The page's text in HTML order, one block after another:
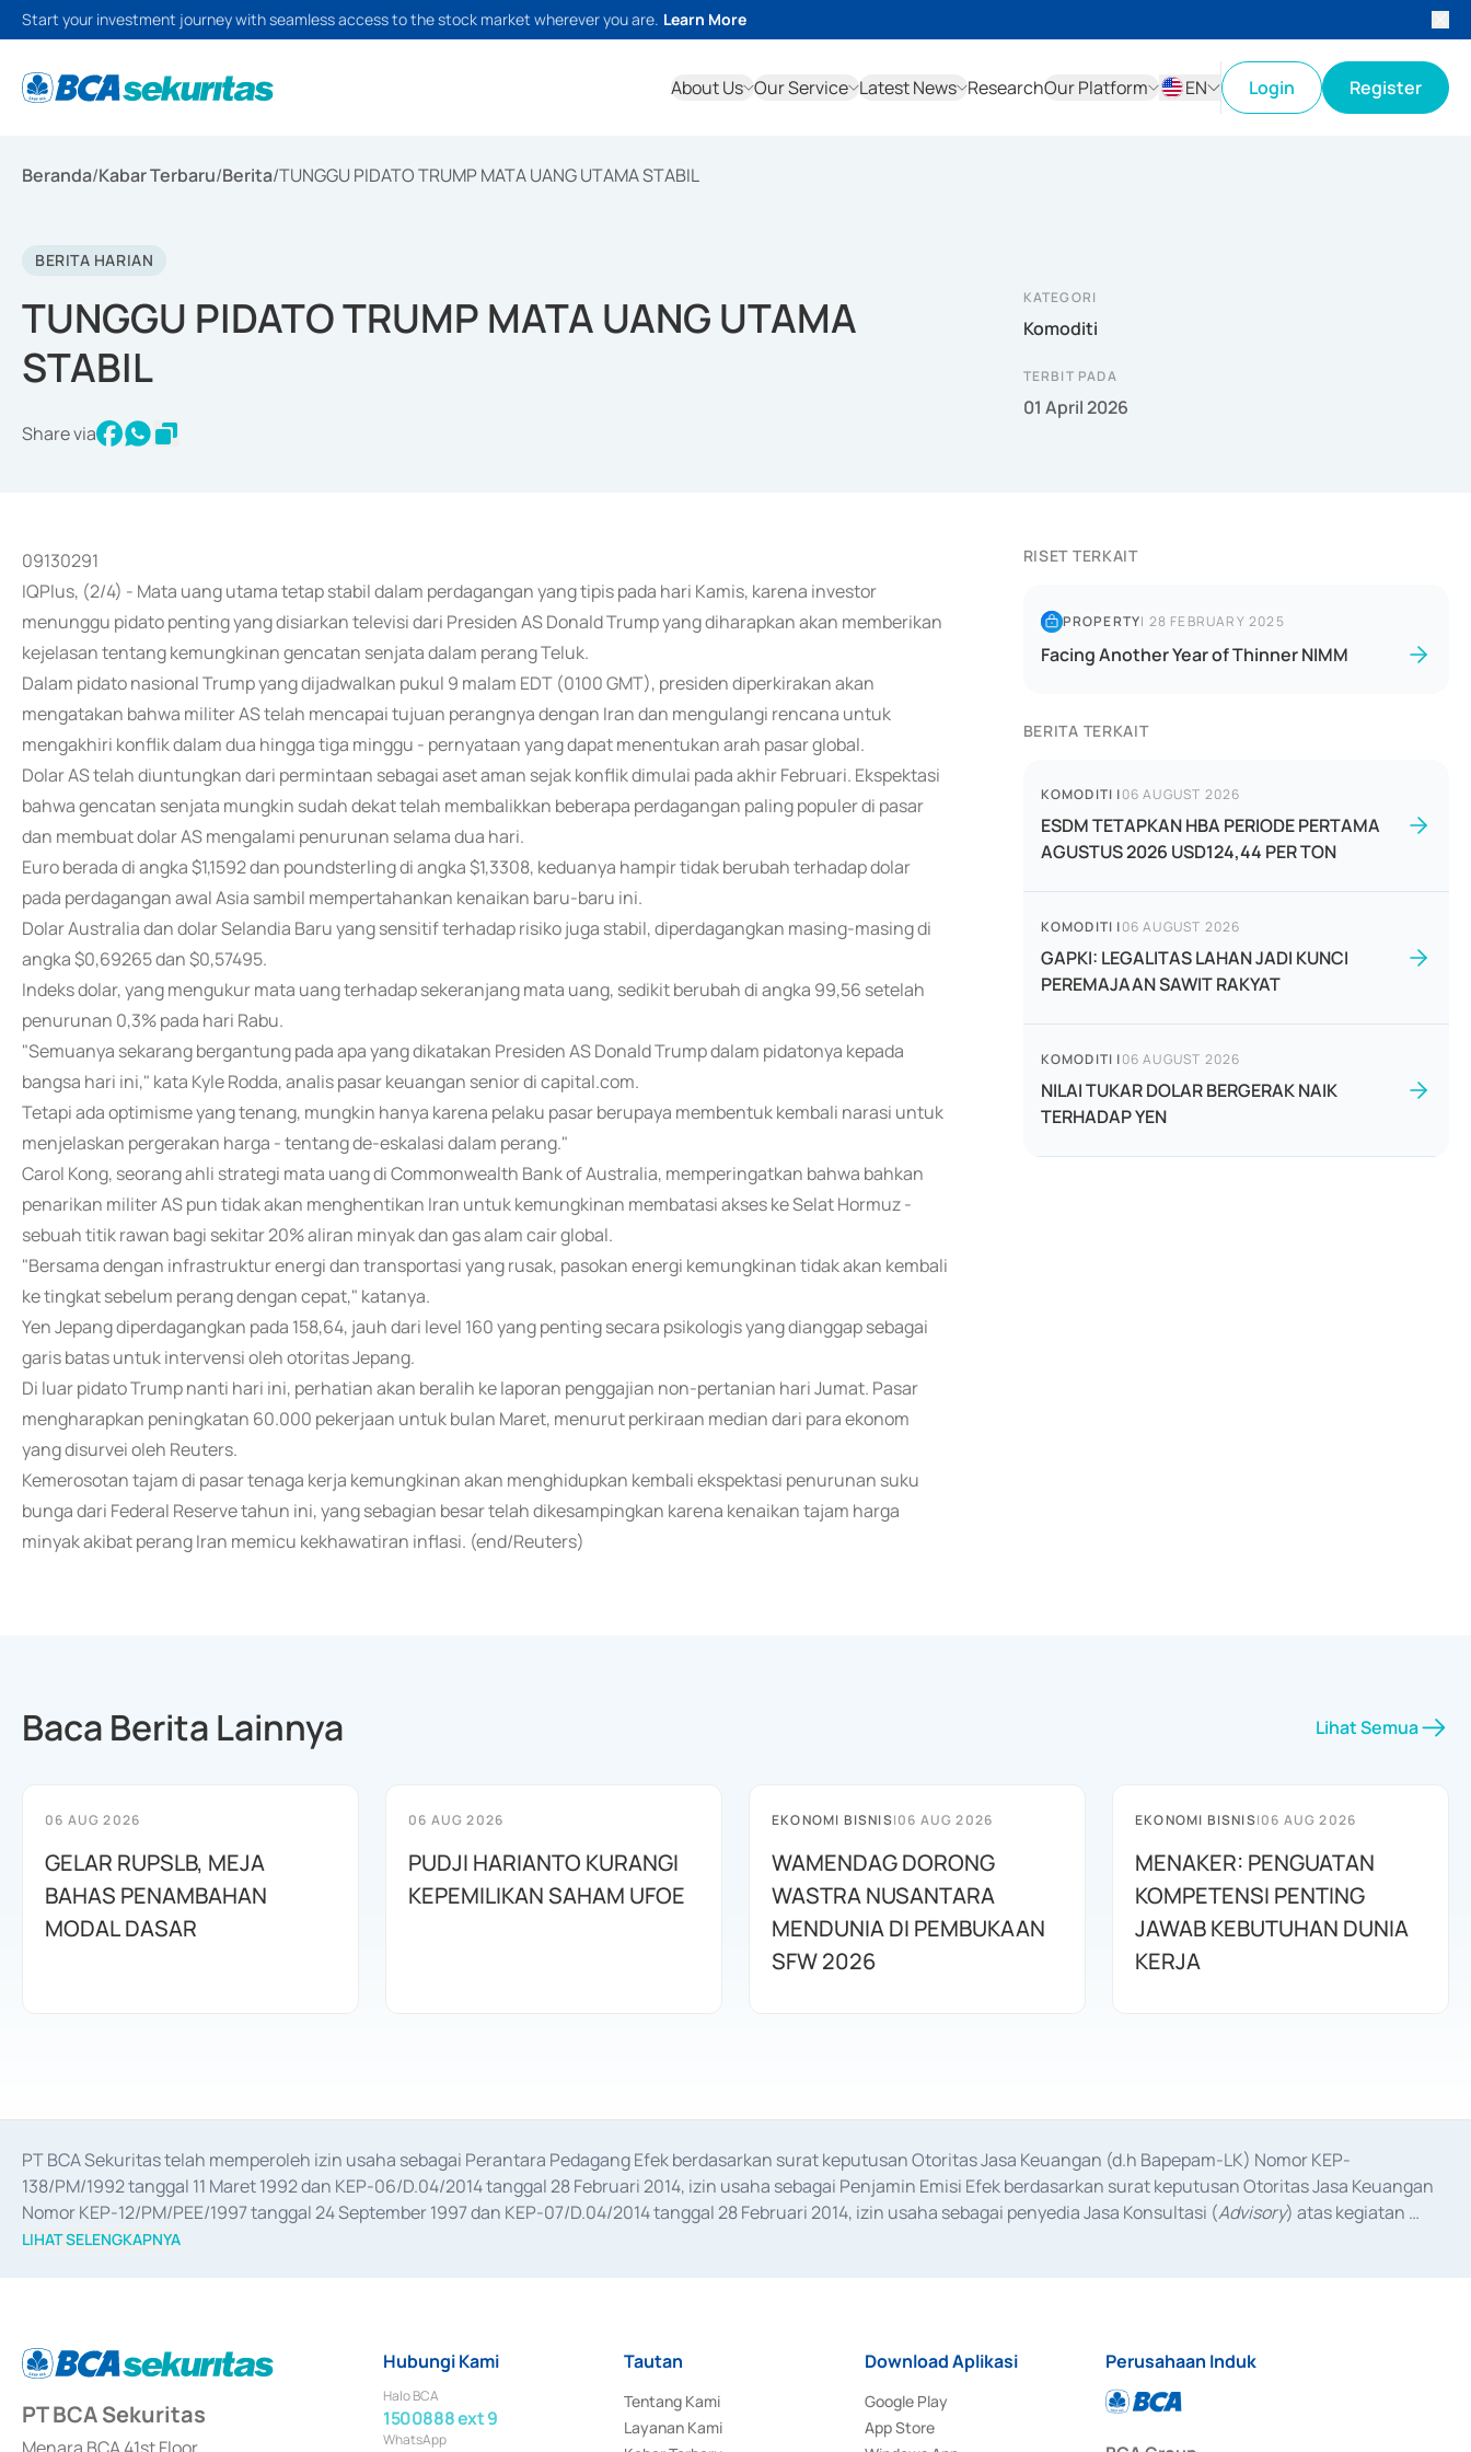
Start your investment journey with seamless access to the stock market wherever you are. Learn More
About Us Our Service Latest News ResearchOur Platform
EN
Login Register
Beranda/Kabar Terbaru/Berita/TUNGGU PIDATO TRUMP MATA UANG UTAMA STABIL
BERITA HARIAN
TUNGGU PIDATO TRUMP MATA UANG UTAMA
STABIL
Share via
KATEGORI
Komoditi
TERBIT PADA
01 April 2026
09130291
IQPlus, (2/4) - Mata uang utama tetap stabil dalam perdagangan yang tipis pada hari Kamis, karena investor
menunggu pidato penting yang disiarkan televisi dari Presiden AS Donald Trump yang diharapkan akan memberikan
kejelasan tentang kemungkinan gencatan senjata dalam perang Teluk.
Dalam pidato nasional Trump yang dijadwalkan pukul 9 malam EDT (0100 GMT), presiden diperkirakan akan
mengatakan bahwa militer AS telah mencapai tujuan perangnya dengan Iran dan mengulangi rencana untuk
mengakhiri konflik dalam dua hingga tiga minggu - pernyataan yang dapat menentukan arah pasar global.
Dolar AS telah diuntungkan dari permintaan sebagai aset aman sejak konflik dimulai pada akhir Februari. Ekspektasi
bahwa gencatan senjata mungkin sudah dekat telah membalikkan beberapa perdagangan paling populer di pasar
dan membuat dolar AS mengalami penurunan selama dua hari.
Euro berada di angka $1,1592 dan poundsterling di angka $1,3308, keduanya hampir tidak berubah terhadap dolar
pada perdagangan awal Asia sambil mempertahankan kenaikan baru-baru ini.
Dolar Australia dan dolar Selandia Baru yang sensitif terhadap risiko juga stabil, diperdagangkan masing-masing di
angka $0,69265 dan $0,57495.
Indeks dolar, yang mengukur mata uang terhadap sekeranjang mata uang, sedikit berubah di angka 99,56 setelah
penurunan 0,3% pada hari Rabu.
"Semuanya sekarang bergantung pada apa yang dikatakan Presiden AS Donald Trump dalam pidatonya kepada
bangsa hari ini," kata Kyle Rodda, analis pasar keuangan senior di capital.com.
Tetapi ada optimisme yang tenang, mungkin hanya karena pelaku pasar berupaya membentuk kembali narasi untuk
menjelaskan pergerakan harga - tentang de-eskalasi dalam perang."
Carol Kong, seorang ahli strategi mata uang di Commonwealth Bank of Australia, memperingatkan bahwa bahkan
penarikan militer AS pun tidak akan menghentikan Iran untuk kemungkinan membatasi akses ke Selat Hormuz -
sebuah titik rawan bagi sekitar 20% aliran minyak dan gas alam cair global.
"Bersama dengan infrastruktur energi dan transportasi yang rusak, pasokan energi kemungkinan tidak akan kembali
ke tingkat sebelum perang dengan cepat," katanya.
Yen Jepang diperdagangkan pada 158,64, jauh dari level 160 yang penting secara psikologis yang dianggap sebagai
garis batas untuk intervensi oleh otoritas Jepang.
Di luar pidato Trump nanti hari ini, perhatian akan beralih ke laporan penggajian non-pertanian hari Jumat. Pasar
mengharapkan peningkatan 60.000 pekerjaan untuk bulan Maret, menurut perkiraan median dari para ekonom
yang disurvei oleh Reuters.
Kemerosotan tajam di pasar tenaga kerja kemungkinan akan menghidupkan kembali ekspektasi penurunan suku
bunga dari Federal Reserve tahun ini, yang sebagian besar telah dikesampingkan karena kenaikan tajam harga
minyak akibat perang Iran memicu kekhawatiran inflasi. (end/Reuters)
RISET TERKAIT
PROPERTY| 28 FEBRUARY 2025
Facing Another Year of Thinner NIMM
BERITA TERKAIT
KOMODITI |06 AUGUST 2026
ESDM TETAPKAN HBA PERIODE PERTAMA
AGUSTUS 2026 USD124,44 PER TON
KOMODITI |06 AUGUST 2026
GAPKI: LEGALITAS LAHAN JADI KUNCI
PEREMAJAAN SAWIT RAKYAT
KOMODITI |06 AUGUST 2026
NILAI TUKAR DOLAR BERGERAK NAIK
TERHADAP YEN
Baca Berita Lainnya Lihat Semua
06 AUG 2026
GELAR RUPSLB, MEJA
BAHAS PENAMBAHAN
MODAL DASAR
06 AUG 2026
PUDJI HARIANTO KURANGI
KEPEMILIKAN SAHAM UFOE
EKONOMI BISNIS|06 AUG 2026
WAMENDAG DORONG
WASTRA NUSANTARA
MENDUNIA DI PEMBUKAAN
SFW 2026
EKONOMI BISNIS|06 AUG 2026
MENAKER: PENGUATAN
KOMPETENSI PENTING
JAWAB KEBUTUHAN DUNIA
KERJA
PT BCA Sekuritas telah memperoleh izin usaha sebagai Perantara Pedagang Efek berdasarkan surat keputusan Otoritas Jasa Keuangan (d.h Bapepam-LK) Nomor KEP-
138/PM/1992 tanggal 11 Maret 1992 dan KEP-06/D.04/2014 tanggal 28 Februari 2014, izin usaha sebagai Penjamin Emisi Efek berdasarkan surat keputusan Otoritas Jasa Keuangan
Nomor KEP-12/PM/PEE/1997 tanggal 24 September 1997 dan KEP-07/D.04/2014 tanggal 28 Februari 2014, izin usaha sebagai penyedia Jasa Konsultasi (Advisory) atas kegiatan
merger, akuisisi, divestasi, dan
LIHAT SELENGKAPNYA
PT BCA Sekuritas
Hubungi Kami
Halo BCA
1500888 ext 9
WhatsApp
Tautan
Tentang Kami
Layanan Kami
Download Aplikasi
Google Play
App Store
Perusahaan Induk